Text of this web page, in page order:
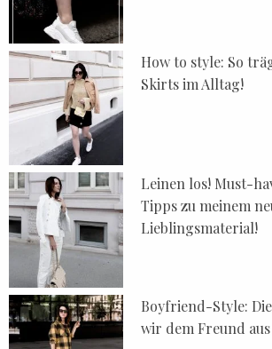
How to style: So
Skirts im Alltag!
Leinen los! Must-
Tipps zu meinem
Lieblingsmaterial!
Boyfriend-Style:
wir dem Freund